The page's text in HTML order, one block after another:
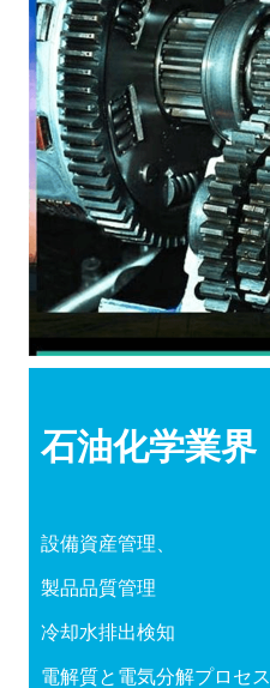
石油化学業界
設備資産管理、
製品品質管理
冷却水排出検知
電解質と電気分解プロセス